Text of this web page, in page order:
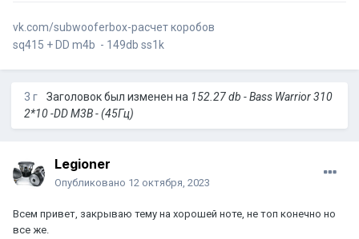
vk.com/subwooferbox-расчет коробов
sq415 + DD m4b - 149db ss1k
3 г Заголовок был изменен на 152.27 db - Bass Warrior 310
2*10 -DD M3B - (45Гц)
Legioner
Опубликовано 12 октября, 2023
Всем привет, закрываю тему на хорошей ноте, не топ конечно но
все же.